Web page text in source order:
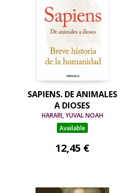
SAPIENS. DE ANIMALES
A DIOSES
HARARI, YUVAL NOAH
Available
12,45 €